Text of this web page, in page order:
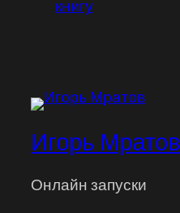
книгу
Игорь Мратов
Онлайн запуски